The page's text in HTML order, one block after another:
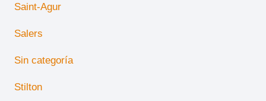
Saint-Agur
Salers
Sin categoría
Stilton